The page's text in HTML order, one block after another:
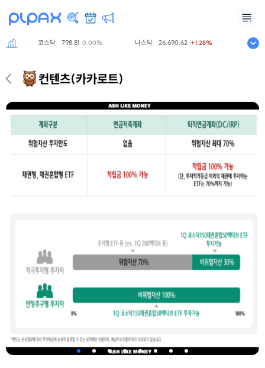
코스닥 798.81 0.00% 나스닥 26,690.62 +1.28% S&P500
컨텐츠(카카로트)